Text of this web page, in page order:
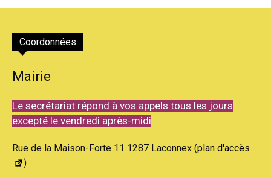
Coordonnées
Mairie
Le secrétariat répond à vos appels tous les jours
excepté le vendredi après-midi
Rue de la Maison-Forte 11 1287 Laconnex (plan d'accès
)